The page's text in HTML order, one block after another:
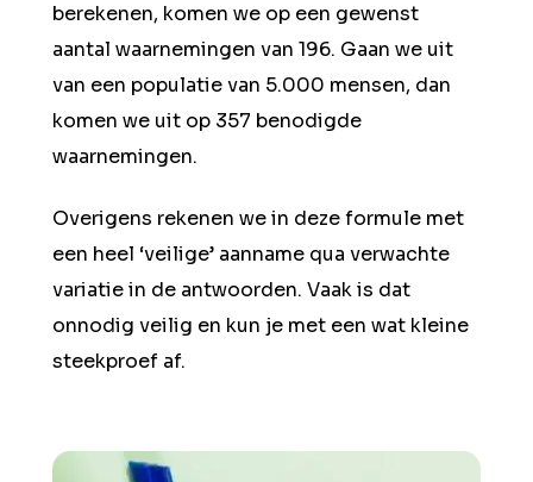
berekenen, komen we op een gewenst
aantal waarnemingen van 196. Gaan we uit
van een populatie van 5.000 mensen, dan
komen we uit op 357 benodigde
waarnemingen.
Overigens rekenen we in deze formule met
een heel ‘veilige’ aanname qua verwachte
variatie in de antwoorden. Vaak is dat
onnodig veilig en kun je met een wat kleine
steekproef af.